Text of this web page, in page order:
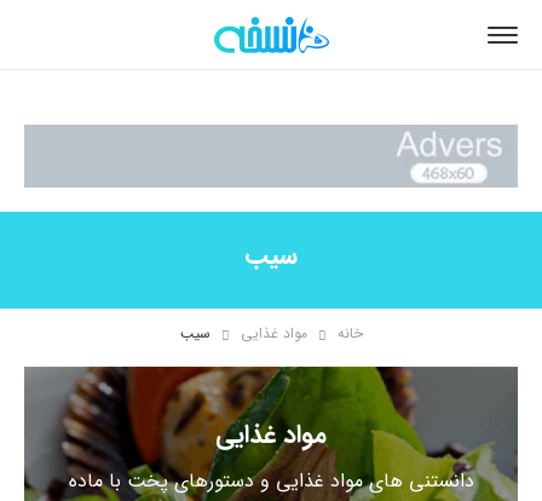
سیب
خانه مواد غذایی سیب
مواد غذایی
دانستنی های مواد غذایی و دستورهای پخت با ماده